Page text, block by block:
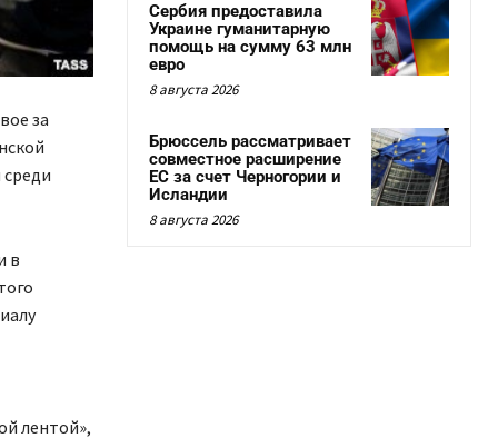
за
в
лентой»,
Сербия предоставила
Украине гуманитарную
помощь на сумму 63 млн
евро
8 августа 2026
Брюссель рассматривает
совместное расширение
ЕС за счет Черногории и
Исландии
8 августа 2026